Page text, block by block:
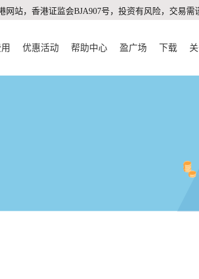
网站，香港证监会BJA907号，投资有风险，交易需
优惠活动 帮助中心 盈广场 下载